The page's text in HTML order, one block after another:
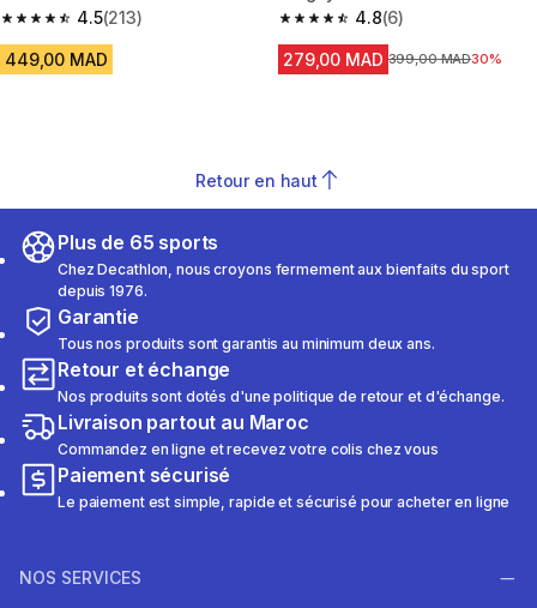
4.5
4.5 out of 5 stars from 213 reviews
(213)
449,00 MAD
4.8
4.8 out of 5 stars from 6
(6)
279,00 MAD Prix avant la réduction
399,00 MAD30%
Retour en haut
Plus de 65 sports
Chez Decathlon, nous croyons fermement aux bienfaits du sport
depuis 1976.
Garantie
Tous nos produits sont garantis au minimum deux ans.
Retour et échange
Nos produits sont dotés d'une politique de retour et d'échange.
Livraison partout au Maroc
Commandez en ligne et recevez votre colis chez vous
Paiement sécurisé
Le paiement est simple, rapide et sécurisé pour acheter en ligne
NOS SERVICES